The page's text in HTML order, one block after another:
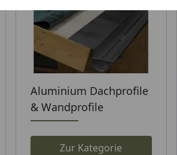
Aluminium Dachprofile
& Wandprofile
Zur Kategorie